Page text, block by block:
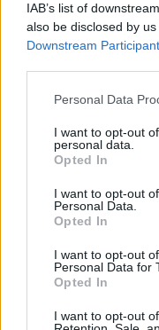
IAB’s list of
also be disclosed by
Downstream
Please note that this
not limited to your visit
grant or deny consent
use your data for
consent section.
Personal Data
I want to opt-out
personal data.
Opted In
I want to opt-out
Personal Data.
Opted In
I want to opt-out
Personal Data for
Opted In
I want to opt-out
ÖRÖMHÍR: TÍZ
ALACSONY AZ
Júliusban
éves